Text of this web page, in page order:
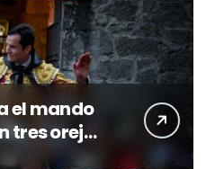
el mando
tres orejas
de peso